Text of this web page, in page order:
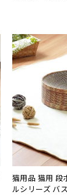
猫用品 猫用 段
ルシリーズ バ